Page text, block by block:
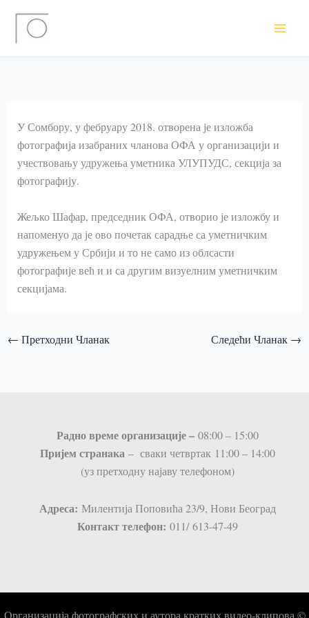
садржај
У Сомбору, у фебруару 2018. отворена је изложба
фотографија изабраних чланова ОФА у организацији и
учествовању удружења уметника УЛУПУДС, секција за
фотографију.
Жељко Шафар, председник ОФА, отворио је изложбу и
напоменуо да је ово почетак сарадње са уметничким
удружењем у Србији и то не само из облсасти
фотографије већ и и са другим визуелним уметничким
секцијама.
← Претходни Чланак Следећи Чланак →
Радно време организације – 08:00 – 15:00
Пријем странaка – сваки четвртак 11:00 – 14:00
(уз претходну најаву телефоном)
Адреса: Милентија Поповића 23/9, Нови Београд
Контакт телефон: 011/ 613-47-49
Организација фотографских и аутора кратких видео-клипова ©